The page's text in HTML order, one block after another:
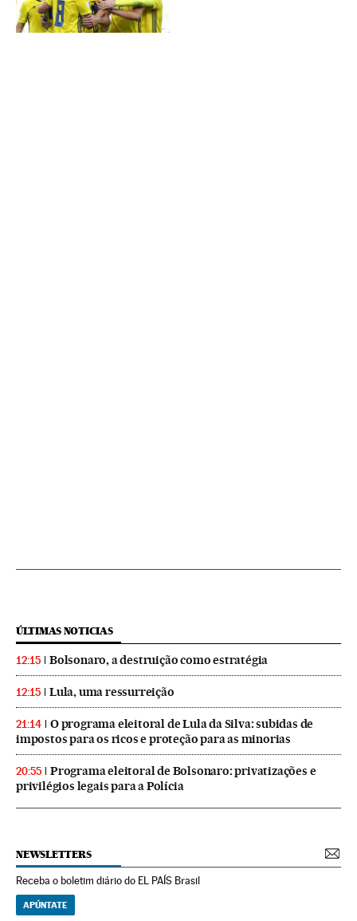
ÚLTIMAS NOTICIAS
12:15 Bolsonaro, a destruição como estratégia
12:15 Lula, uma ressurreição
21:14
O programa eleitoral de Lula da Silva: subidas de
impostos para os ricos e proteção para as minorias
20:55
Programa eleitoral de Bolsonaro: privatizações e
privilégios legais para a Polícia
NEWSLETTERS
Receba o boletim diário do EL PAÍS Brasil
APÚNTATE